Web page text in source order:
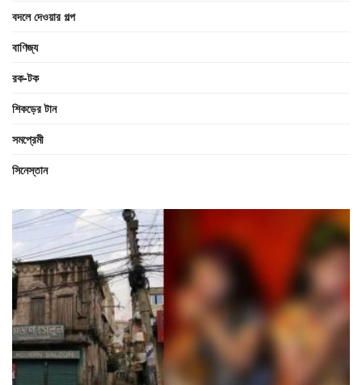
বদলে দেওয়ার গল্প
বাণিজ্য
রক-টক
শিকড়ের টান
সমপ্রেমী
সিনেস্তান